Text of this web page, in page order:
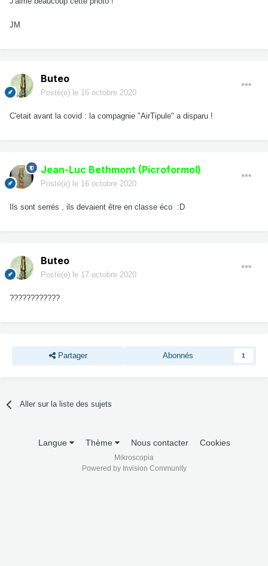
JM
Buteo
Posté(e) le 16 octobre 2020
C'etait avant la covid : la compagnie "AirTipule" a disparu !
Jean-Luc Bethmont (Picroformol)
Posté(e) le 16 octobre 2020
Ils sont serrés , ils devaient être en classe éco :D
Buteo
Posté(e) le 17 octobre 2020
????????????
Partager Abonnés 1
Aller sur la liste des sujets
Langue Thème Nous contacter Cookies
Mikroscopia
Powered by Invision Community